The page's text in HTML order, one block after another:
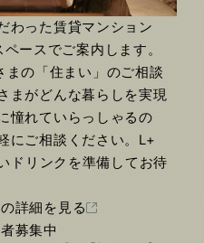
わった賃貸マンション
ースでご案内します。
の「住まい」のご相談
まがどんな暮らしを実現
憧れていらっしゃるの
にご相談ください。L+
ドリンクを準備してお待
詳細を見る
募集中